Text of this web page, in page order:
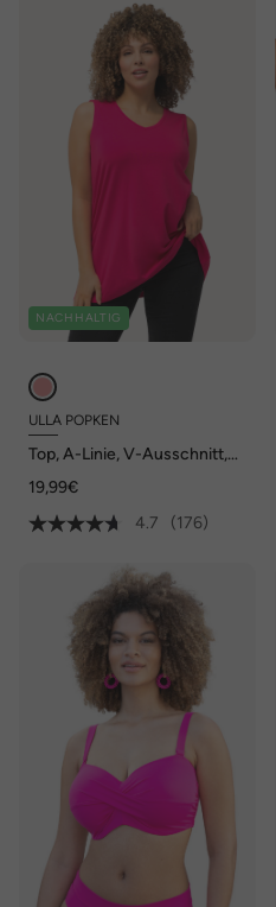
NACHHALTIG
ULLA POPKEN
Top, A-Linie, V-Ausschnitt,
19,99€
4.7
(176)